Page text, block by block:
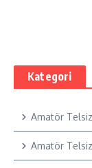
Kategori
Amatör
Amatör